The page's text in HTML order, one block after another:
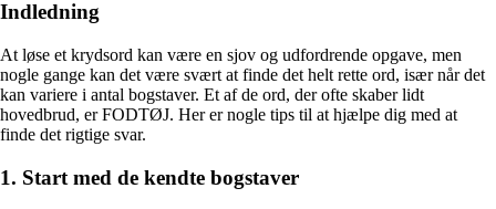
Indledning
At løse et krydsord kan være en sjov og udfordrende opgave, men
nogle gange kan det være svært at finde det helt rette ord, især når det
kan variere i antal bogstaver. Et af de ord, der ofte skaber lidt
hovedbrud, er FODTØJ. Her er nogle tips til at hjælpe dig med at
finde det rigtige svar.
1. Start med de kendte bogstaver